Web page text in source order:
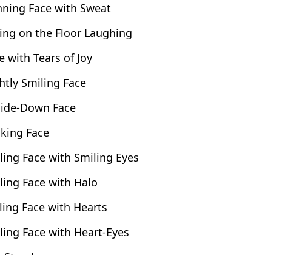
Face with Sweat
on the Floor Laughing
with Tears of Joy
Smiling Face
Down Face
Face
Face with Smiling Eyes
Face with Halo
Face with Hearts
Face with Heart-Eyes